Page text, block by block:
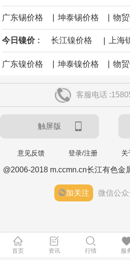
19422台；本年累计销量18.71
比增22.08%。
广东锡价格 坤泰锡价格 物
今日镍价 : 长江镍价格 | 上海
广东镍价格 | 坤泰镍价格 | 物
客服电话
触屏版
意见反馈 登录/注册 关
@2006-2018 m.ccmn.cn长江有色金
加关注 微信公
首页 资讯 行情 服